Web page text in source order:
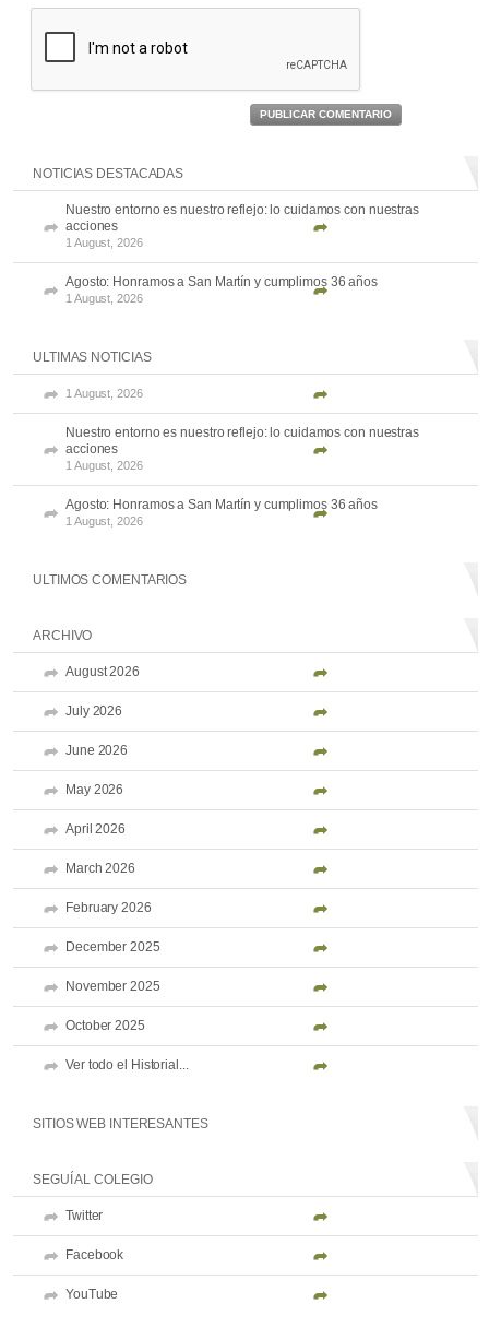
PUBLICAR COMENTARIO
NOTICIAS DESTACADAS
Nuestro entorno es nuestro reflejo: lo cuidamos con nuestras
acciones
1 August, 2026
Agosto: Honramos a San Martín y cumplimos 36 años
1 August, 2026
ULTIMAS NOTICIAS
1 August, 2026
Nuestro entorno es nuestro reflejo: lo cuidamos con nuestras
acciones
1 August, 2026
Agosto: Honramos a San Martín y cumplimos 36 años
1 August, 2026
ULTIMOS COMENTARIOS
ARCHIVO
August 2026
July 2026
June 2026
May 2026
April 2026
March 2026
February 2026
December 2025
November 2025
October 2025
Ver todo el Historial...
SITIOS WEB INTERESANTES
SEGUÍ AL COLEGIO
Twitter
Facebook
YouTube